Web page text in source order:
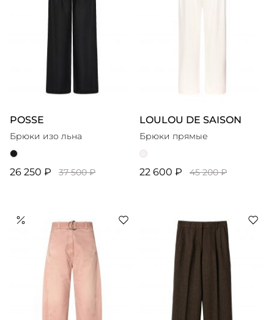
POSSE
Брюки изо льна
26 250 ₽ 37 500 ₽
LOULOU DE SAISON
Брюки прямые
22 600 ₽ 45 200 ₽